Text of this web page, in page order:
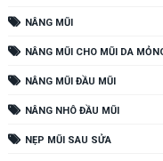
NÂNG MŨI
NÂNG MŨI CHO MŨI DA
NÂNG MŨI ĐẦU MŨI
NÂNG NHÔ ĐẦU MŨI
NẸP MŨI SAU SỬA